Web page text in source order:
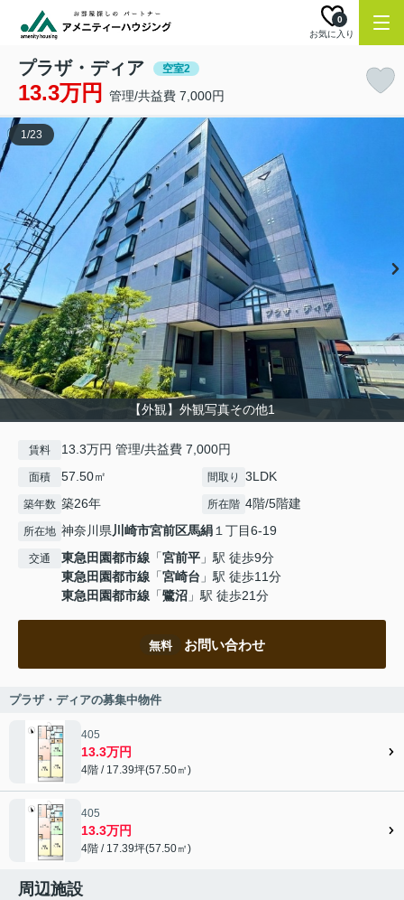
お気に入り
0
プラザ・ディア 空室2
13.3万円 管理/共益費 7,000円
【外観】外観写真その他1
1/23
賃料 13.3万円 管理/共益費 7,000円
面積 57.50㎡ 間取り 3LDK
築年数 築26年 所在階 4階/5階建
所在地 神奈川県川崎市宮前区馬絹１丁目6-19
交通 東急田園都市線 「宮前平 」駅 徒歩9分
東急田園都市線 「宮崎台 」駅 徒歩11分
東急田園都市線 「鷺沼 」駅 徒歩21分
無料 お問い合わせ
プラザ・ディアの募集中物件
405
13.3万円
4階 / 17.39坪(57.50㎡)
405
13.3万円
4階 / 17.39坪(57.50㎡)
周辺施設